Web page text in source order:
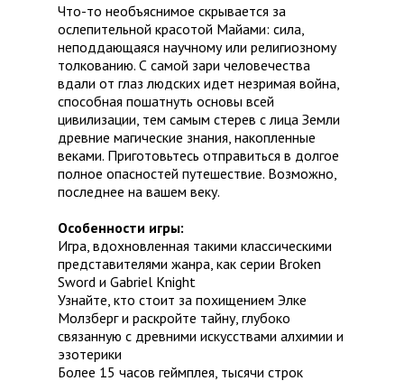
Что-то необъяснимое скрывается за
ослепительной красотой Майами: сила,
неподдающаяся научному или религиозному
толкованию. С самой зари человечества
вдали от глаз людских идет незримая война,
способная пошатнуть основы всей
цивилизации, тем самым стерев с лица Земли
древние магические знания, накопленные
веками. Приготовьтесь отправиться в долгое
полное опасностей путешествие. Возможно,
последнее на вашем веку.
Особенности игры:
Игра, вдохновленная такими классическими
представителями жанра, как серии Broken
Sword и Gabriel Knight
Узнайте, кто стоит за похищением Элке
Молзберг и раскройте тайну, глубоко
связанную с древними искусствами алхимии и
эзотерики
Более 15 часов геймплея, тысячи строк